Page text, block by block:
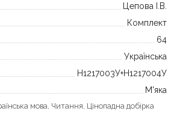
Цепова І.В.
Комплект
64
Українська
Н1217003У+Н1217004У
М'яка
мова, Читання, Цінопадна добірка